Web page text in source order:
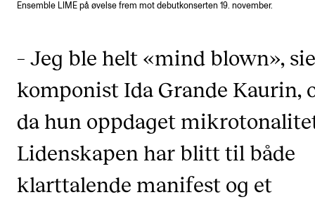
FORSKNING
CERM
CREMAH
Prosjekter
Ensemble LIME på øvelse frem mot debutkonserten 19. november.
– Jeg ble helt «mind blown»,
komponist Ida Grande Kaurin,
da hun oppdaget
Lidenskapen har blitt til både
klarttalende manifest og et